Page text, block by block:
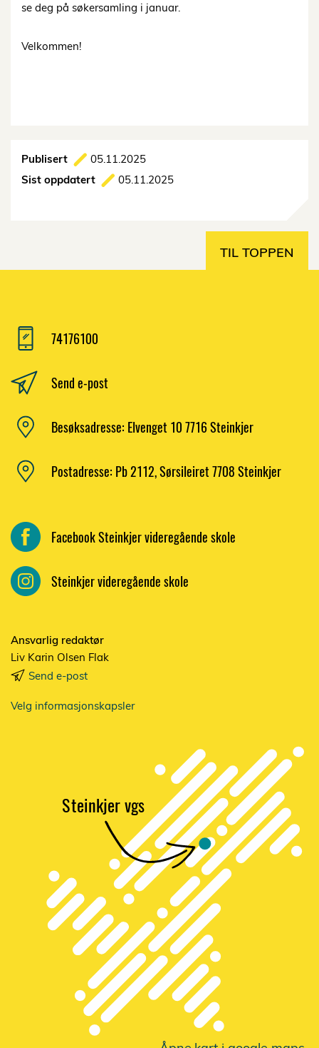
se deg på søkersamling i januar.
Velkommen!
Publisert
05.11.2025
Sist oppdatert
05.11.2025
TIL TOPPEN
74176100
Send e-post
Besøksadresse: Elvenget 10 7716 Steinkjer
Postadresse: Pb 2112, Sørsileiret 7708 Steinkjer
Facebook Steinkjer videregående skole
Steinkjer videregående skole
Ansvarlig redaktør
Liv Karin Olsen Flak
Send e-post
Velg informasjonskapsler
Steinkjer vgs